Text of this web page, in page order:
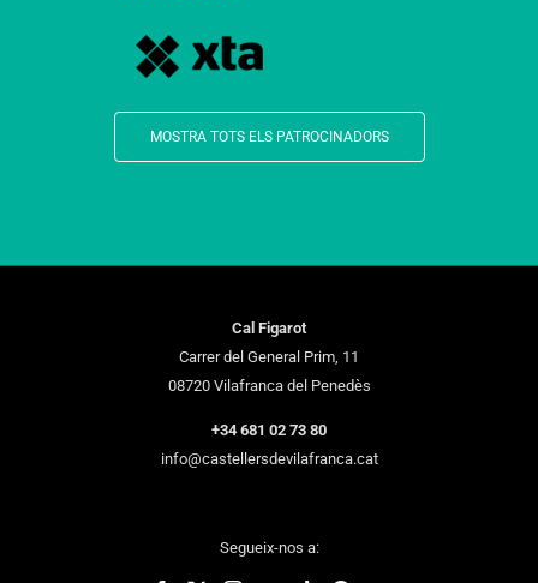
MOSTRA TOTS ELS PATROCINADORS
Cal Figarot
Carrer del General Prim, 11
08720 Vilafranca del Penedès
+34 681 02 73 80
info@castellersdevilafranca.cat
Segueix-nos a: